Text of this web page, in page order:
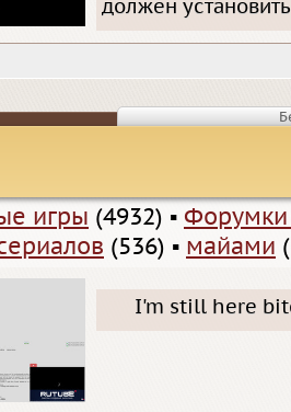
должен
игры (4932) ▪
(536) ▪ майами
I'm still here